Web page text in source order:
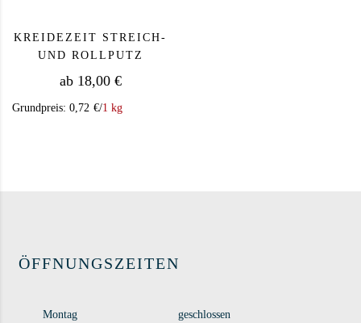
KREIDEZEIT STREICH-
UND ROLLPUTZ
ab 18,00 €
Grundpreis: 0,72 €/1 kg
ÖFFNUNGSZEITEN
Montag geschlossen